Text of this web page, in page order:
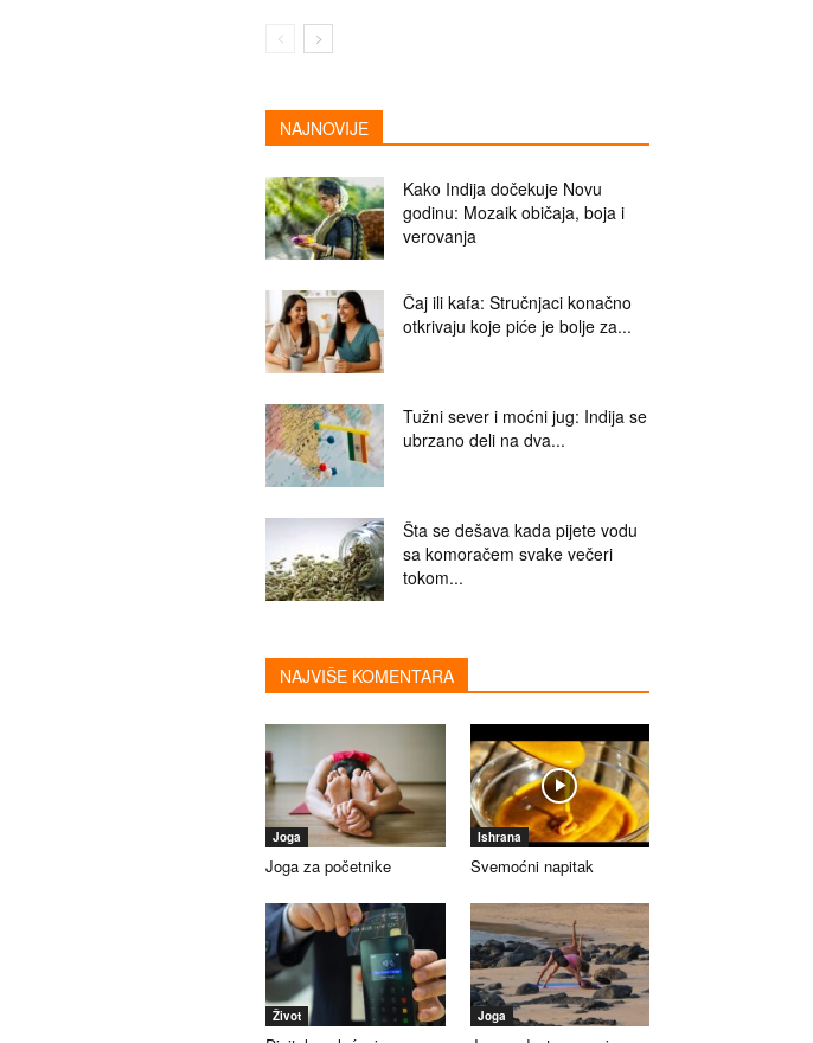
NAJNOVIJE
Kako Indija dočekuje Novu
godinu: Mozaik običaja, boja i
verovanja
Čaj ili kafa: Stručnjaci konačno
otkrivaju koje piće je bolje za...
Tužni sever i moćni jug: Indija se
ubrzano deli na dva...
Šta se dešava kada pijete vodu
sa komoračem svake večeri
tokom...
NAJVIŠE KOMENTARA
Joga
Joga za početnike
Ishrana
Svemoćni napitak
Život Joga